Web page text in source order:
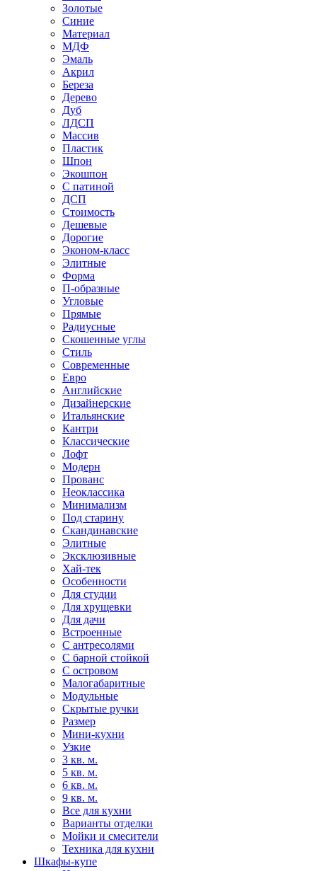
Золотые
Синие
Материал
МДФ
Эмаль
Акрил
Береза
Дерево
Дуб
ЛДСП
Массив
Пластик
Шпон
Экошпон
С патиной
ДСП
Стоимость
Дешевые
Дорогие
Эконом-класс
Элитные
Форма
П-образные
Угловые
Прямые
Радиусные
Скошенные углы
Стиль
Современные
Евро
Английские
Дизайнерские
Итальянские
Кантри
Классические
Лофт
Модерн
Прованс
Неоклассика
Минимализм
Под старину
Скандинавские
Элитные
Эксклюзивные
Хай-тек
Особенности
Для студии
Для хрущевки
Для дачи
Встроенные
С антресолями
С барной стойкой
С островом
Малогабаритные
Модульные
Скрытые ручки
Размер
Мини-кухни
Узкие
3 кв. м.
5 кв. м.
6 кв. м.
9 кв. м.
Все для кухни
Варианты отделки
Мойки и смесители
Техника для кухни
Шкафы-купе